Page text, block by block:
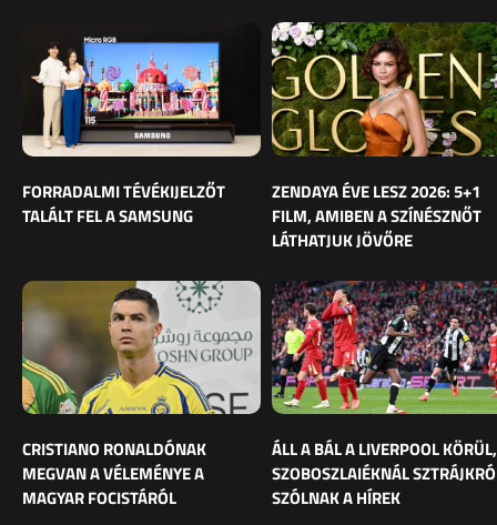
FORRADALMI TÉVÉKIJELZŐT
TALÁLT FEL A SAMSUNG
ZENDAYA ÉVE LESZ 2026: 5+1
FILM, AMIBEN A SZÍNÉSZNŐT
LÁTHATJUK JÖVŐRE
CRISTIANO RONALDÓNAK
MEGVAN A VÉLEMÉNYE A
MAGYAR FOCISTÁRÓL
ÁLL A BÁL A LIVERPOOL KÖRÜL,
SZOBOSZLAIÉKNÁL
SZÓLNAK A HÍREK